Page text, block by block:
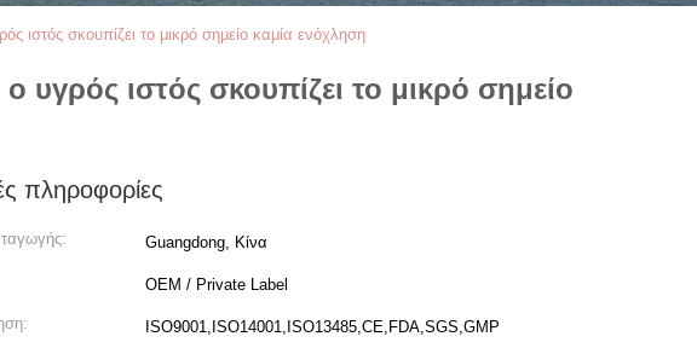
ιστός σκουπίζει το μικρό σημείο καμία ενόχληση
υγρός ιστός σκουπίζει το μικρό σημείο
πληροφορίες
Guangdong, Κίνα
OEM / Private Label
ISO9001,ISO14001,ISO13485,CE,FDA,SGS,GMP